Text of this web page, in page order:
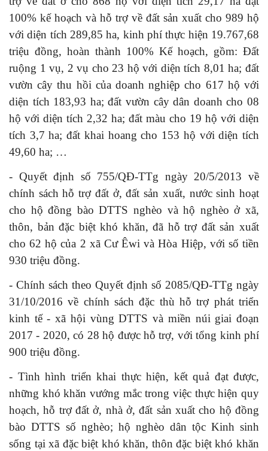
100% kế hoạch và hỗ trợ về đất sản xuất cho 989 hộ
với diện tích 289,85 ha, kinh phí thực hiện 19.767,68
triệu đồng, hoàn thành 100% Kế hoạch, gồm: Đất
ruộng 1 vụ, 2 vụ cho 23 hộ với diện tích 8,01 ha; đất
vườn cây thu hồi của doanh nghiệp cho 617 hộ với
diện tích 183,93 ha; đất vườn cây dân doanh cho 08
hộ với diện tích 2,32 ha; đất màu cho 19 hộ với diện
tích 3,7 ha; đất khai hoang cho 153 hộ với diện tích
49,60 ha; …
- Quyết định số 755/QĐ-TTg ngày 20/5/2013 về
chính sách hỗ trợ đất ở, đất sản xuất, nước sinh hoạt
cho hộ đồng bào DTTS nghèo và hộ nghèo ở xã,
thôn, bản đặc biệt khó khăn, đã hỗ trợ đất sản xuất
cho 62 hộ của 2 xã Cư Êwi và Hòa Hiệp, với số tiền
930 triệu đồng.
- Chính sách theo Quyết định số 2085/QĐ-TTg ngày
31/10/2016 về chính sách đặc thù hỗ trợ phát triển
kinh tế - xã hội vùng DTTS và miền núi giai đoạn
2017 - 2020, có 28 hộ được hỗ trợ, với tổng kinh phí
900 triệu đồng.
- Tình hình triển khai thực hiện, kết quả đạt được,
những khó khăn vướng mắc trong việc thực hiện quy
hoạch, hỗ trợ đất ở, nhà ở, đất sản xuất cho hộ đồng
bào DTTS số nghèo; hộ nghèo dân tộc Kinh sinh
sống tại xã đặc biệt khó khăn, thôn đặc biệt khó khăn